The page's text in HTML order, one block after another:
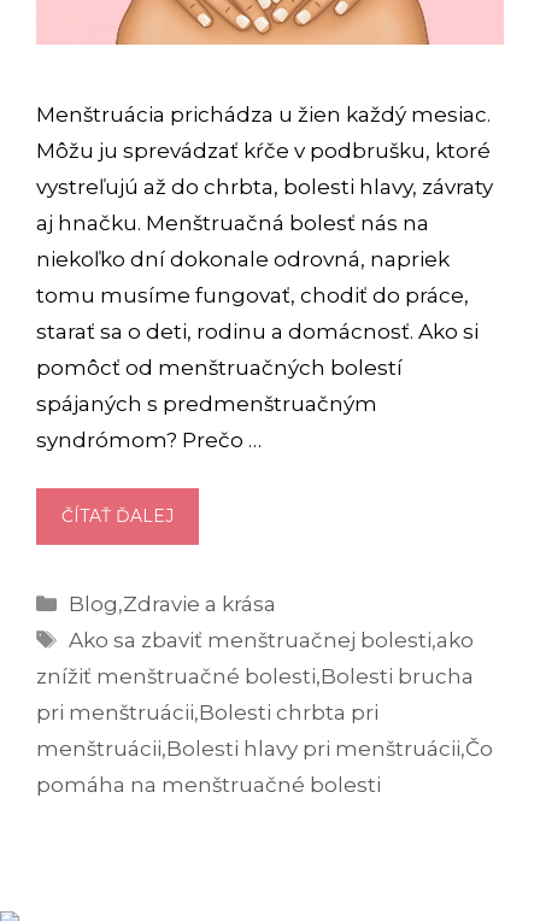
Menštruácia prichádza u žien každý mesiac.
Môžu ju sprevádzať kŕče v podbrušku, ktoré
vystreľujú až do chrbta, bolesti hlavy, závraty
aj hnačku. Menštruačná bolesť nás na
niekoľko dní dokonale odrovná, napriek
tomu musíme fungovať, chodiť do práce,
starať sa o deti, rodinu a domácnosť. Ako si
pomôcť od menštruačných bolestí
spájaných s predmenštruačným
syndrómom? Prečo …
ČÍTAŤ ĎALEJ
POMÁHA
MENŠTRUAČNÉ
BOLESTI?
Kategórie
Blog,Zdravie a krása
Značky
Ako sa zbaviť menštruačnej bolesti,ako
znížiť menštruačné bolesti,Bolesti brucha
pri menštruácii,Bolesti chrbta pri
menštruácii,Bolesti hlavy pri menštruácii,Čo
pomáha na menštruačné bolesti